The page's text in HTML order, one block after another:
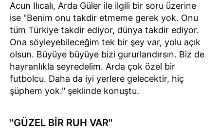
Acun Ilıcalı, Arda Güler ile ilgili bir soru üzerine
ise "Benim onu takdir etmeme gerek yok. Onu
tüm Türkiye takdir ediyor, dünya takdir ediyor.
Ona söyleyebileceğim tek bir şey var, yolu açık
olsun. Büyüye büyüye bizi gururlandırsın. Biz de
hayranlıkla seyredelim. Arda çok özel bir
futbolcu. Daha da iyi yerlere gelecektir, hiç
şüphem yok." şeklinde konuştu.
''GÜZEL BİR RUH VAR''